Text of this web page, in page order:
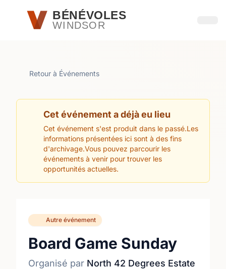
Passer au contenu principal
BÉNÉVOLES
WINDSOR
Retour à Événements
Cet événement a déjà eu lieu
Cet événement s'est produit dans le passé.Les
informations présentées ici sont à des fins
d'archivage.Vous pouvez parcourir les
événements à venir pour trouver les
opportunités actuelles.
Autre événement
Board Game Sunday
Organisé par North 42 Degrees Estate